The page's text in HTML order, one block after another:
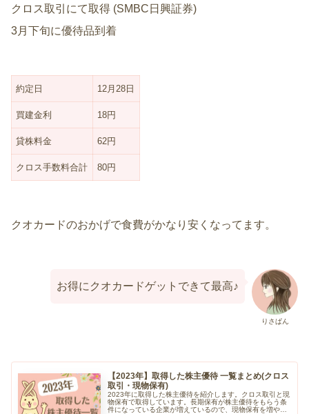
クロス取引にて取得 (SMBC日興証券)
3月下旬に優待品到着
約定日 12月28日
買建金利 18円
貸株料金 62円
クロス手数料合計 80円
クオカードのおかげで食費がかなり安くなってます。
りさぱん
お得にクオカードゲットできて最高♪
【2023年】取得した株主優待 一覧まとめ(クロス
取引・現物保有)
2023年に取得した株主優待を紹介します。クロス取引と現
物保有で取得しています。長期保有が株主優待をもらう条
件になっている企業が増えているので、現物保有を増やし